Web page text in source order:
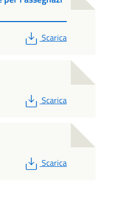
PDF
Scarica
PDF
Scarica
PDF
Scarica